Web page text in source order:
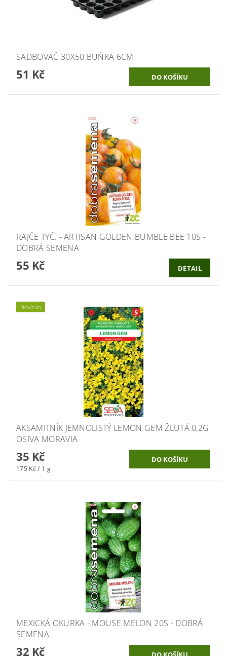
SADBOVAČ 30X50 BUŇKA 6CM
51 Kč
RAJČE TYČ. - ARTISAN GOLDEN BUMBLE BEE 10S -
DOBRÁ SEMENA
55 Kč DETAIL
Novinka
AKSAMITNÍK JEMNOLISTÝ LEMON GEM ŽLUTÁ 0,2G
OSIVA MORAVIA
35 Kč
175 Kč / 1 g
MEXICKÁ OKURKA - MOUSE MELON 20S - DOBRÁ
SEMENA
32 Kč